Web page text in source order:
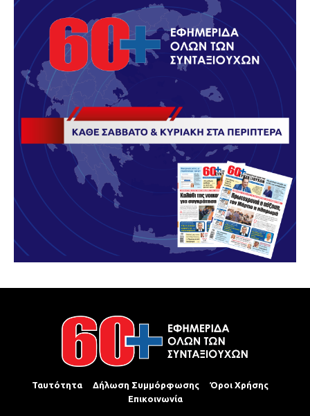
Ταυτότητα Δήλωση Συμμόρφωσης
Όροι Χρήσης
Επικοινωνία